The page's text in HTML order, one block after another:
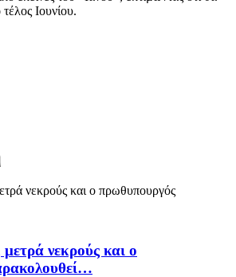
Ιουνίου.
νεκρούς και ο